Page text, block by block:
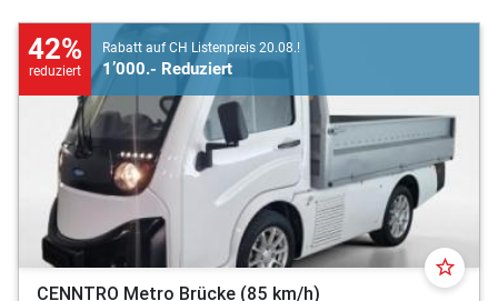
42%
reduziert
Rabatt auf CH Listenpreis 20.08.!
1’000.- Reduziert
star_border
CENNTRO Metro Brücke (85 km/h)